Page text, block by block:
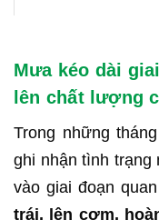
Mưa kéo dài
lên chất lượng
Trong những
ghi nhận tình trạng
vào giai đoạn
trái, lên cơm,